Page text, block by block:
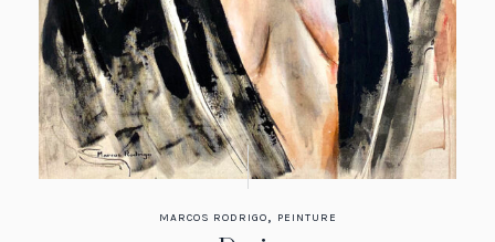
MARCOS RODRIGO, PEINTURE